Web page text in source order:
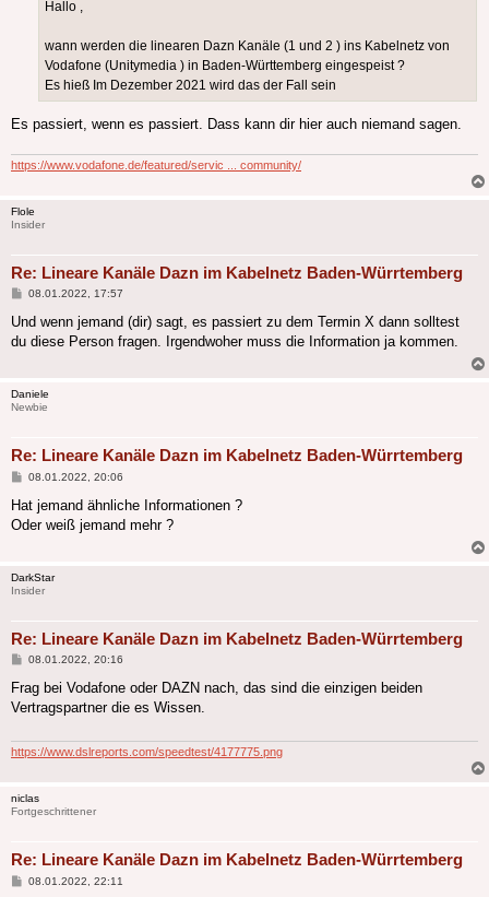
Hallo ,
wann werden die linearen Dazn Kanäle (1 und 2 ) ins Kabelnetz von
Vodafone (Unitymedia ) in Baden-Württemberg eingespeist ?
Es hieß Im Dezember 2021 wird das der Fall sein
Es passiert, wenn es passiert. Dass kann dir hier auch niemand sagen.
https://www.vodafone.de/featured/servic ... community/
Flole
Insider
Re: Lineare Kanäle Dazn im Kabelnetz Baden-Würrtemberg
Beitrag
08.01.2022, 17:57
Und wenn jemand (dir) sagt, es passiert zu dem Termin X dann solltest
du diese Person fragen. Irgendwoher muss die Information ja kommen.
Daniele
Newbie
Re: Lineare Kanäle Dazn im Kabelnetz Baden-Würrtemberg
Beitrag
08.01.2022, 20:06
Hat jemand ähnliche Informationen ?
Oder weiß jemand mehr ?
DarkStar
Insider
Re: Lineare Kanäle Dazn im Kabelnetz Baden-Würrtemberg
Beitrag
08.01.2022, 20:16
Frag bei Vodafone oder DAZN nach, das sind die einzigen beiden
Vertragspartner die es Wissen.
https://www.dslreports.com/speedtest/4177775.png
niclas
Fortgeschrittener
Re: Lineare Kanäle Dazn im Kabelnetz Baden-Würrtemberg
Beitrag
08.01.2022, 22:11